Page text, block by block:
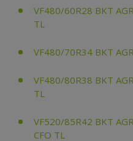
VF480/60R28 BKT
TL
VF480/70R34 BKT
VF480/80R38 BKT
TL
VF520/85R42 BKT
CFO TL